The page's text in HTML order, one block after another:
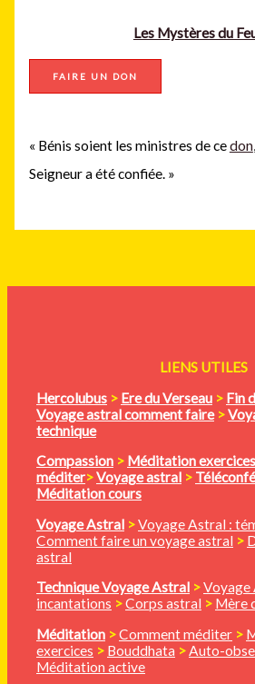
Les Mystères du
FAIRE UN DON
« Bénis soient les ministres de cedon
Seigneur a été confiée. »
LIENS UTILES
Hercolubus > Ere du Verseau > Fin
Voyage astral comment faire >
technique
Compassion > Méditationexercices
méditer>Voyage astral >
Méditation cours
Voyage Astral >Voyage Astral :
Comment faire un voyage astral >
astral
Technique Voyage Astral >Voyage
incantations >Corps astral > Mère
Méditation >Comment méditer >
exercices > Bouddhata >Auto-
Méditation active